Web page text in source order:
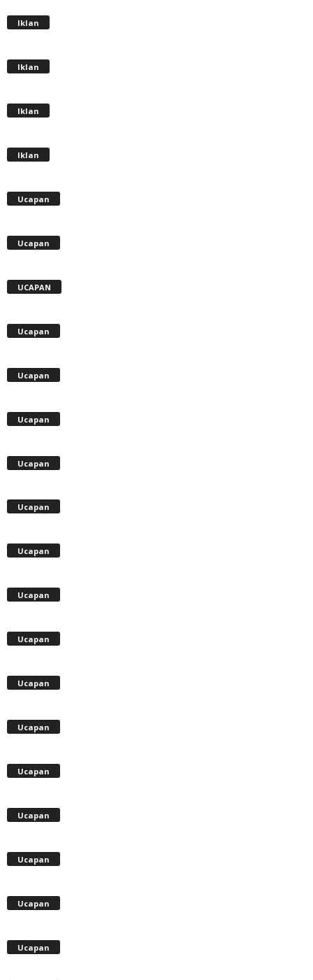
Iklan
Iklan
Iklan
Iklan
Ucapan
Ucapan
UCAPAN
Ucapan
Ucapan
Ucapan
Ucapan
Ucapan
Ucapan
Ucapan
Ucapan
Ucapan
Ucapan
Ucapan
Ucapan
Ucapan
Ucapan
Ucapan